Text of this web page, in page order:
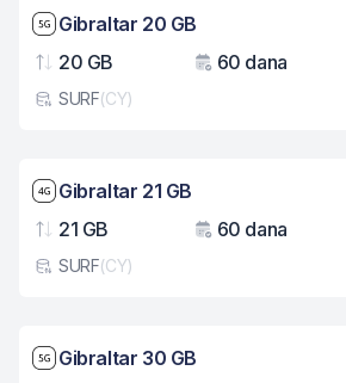
Brzina mreže: 5G
Gibraltar 20 GB
Podaci
20 GB
Važenje
60 dana
Tip eSIM kartice
SURF(CY)
Brzina mreže: 4G
Gibraltar 21 GB
Podaci
21 GB
Važenje
60 dana
Tip eSIM kartice
SURF(CY)
Brzina mreže: 5G
Gibraltar 30 GB